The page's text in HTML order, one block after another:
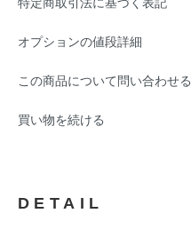
オプションの値段詳細
この商品について問い合わせる
買い物を続ける
DETAIL